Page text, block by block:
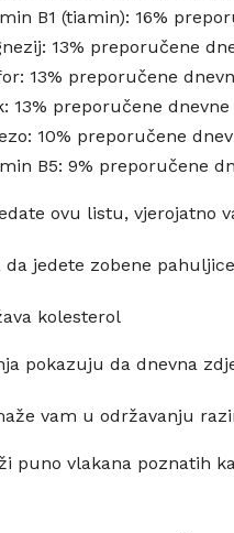
B1 (tiamin): 16%
13% preporučene
13% preporučene
13% preporučene
10% preporučene
B5: 9% preporučene
ovu listu, vjerojatno
da jedete zobene
kolesterol
pokazuju da dnevna
vam u održavanju
puno vlakana poznatih